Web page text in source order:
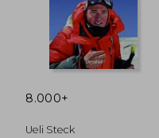
8.000+
Ueli Steck